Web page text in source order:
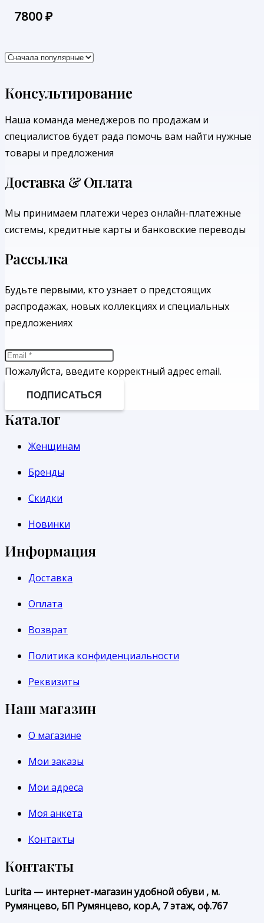
7800₽
Консультирование
Наша команда менеджеров по продажам и
специалистов будет рада помочь вам найти нужные
товары и предложения
Доставка & Оплата
Мы принимаем платежи через онлайн-платежные
системы, кредитные карты и банковские переводы
Рассылка
Будьте первыми, кто узнает о предстоящих
распродажах, новых коллекциях и специальных
предложениях
Пожалуйста, введите корректный адрес email.
ПОДПИСАТЬСЯ
Каталог
Женщинам
Бренды
Скидки
Новинки
Информация
Доставка
Оплата
Возврат
Политика конфиденциальности
Реквизиты
Наш магазин
О магазине
Мои заказы
Мои адреса
Моя анкета
Контакты
Контакты
Lurita — интернет-магазин удобной обуви , м.
Румянцево, БП Румянцево, кор.А, 7 этаж, оф.767